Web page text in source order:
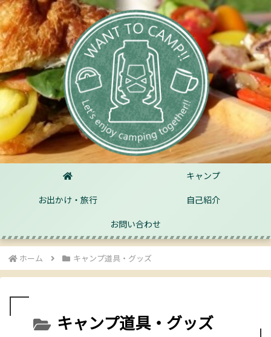
キャンプ
お出かけ・旅行
自己紹介
お問い合わせ
ホーム キャンプ道具・グッズ
キャンプ道具・グッズ